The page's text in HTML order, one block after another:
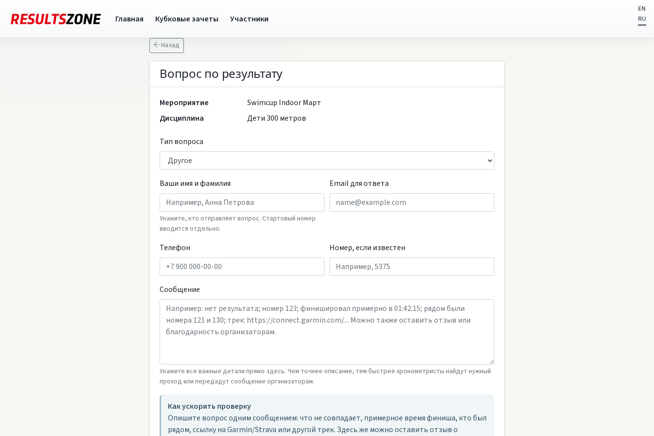
Главная Кубковые зачеты Участники
EN
RU
Назад
Вопрос по результату
Мероприятие
Swimcup Indoor Март
Дисциплина
Дети 300 метров
Тип вопроса
Ваши имя и фамилия
Укажите, кто отправляет вопрос. Стартовый номер
вводится отдельно.
Email для ответа
Телефон Номер, если известен
Сообщение
Укажите все важные детали прямо здесь. Чем точнее описание, тем быстрее хронометристы найдут нужный
проход или передадут сообщение организаторам.
Как ускорить проверку
Опишите вопрос одним сообщением: что не совпадает, примерное время финиша, кто был
рядом, ссылку на Garmin/Strava или другой трек. Здесь же можно оставить отзыв о